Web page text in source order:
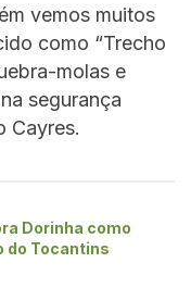
vemos muitos
como “Trecho
molas e
segurança
Cayres.
Dorinha como
do Tocantins